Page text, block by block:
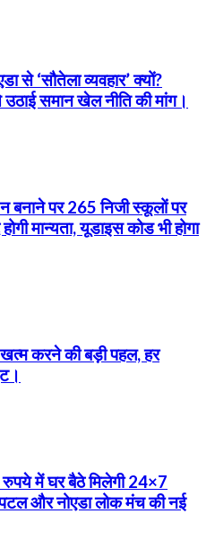
से ‘सौतेला व्यवहार’ क्यों?
समान खेल नीति की मांग।
पर 265 निजी स्कूलों पर
मान्यता, यूडाइस कोड भी होगा
खत्म करने की बड़ी पहल, हर
में घर बैठे मिलेगी 24×7
और नोएडा लोक मंच की नई